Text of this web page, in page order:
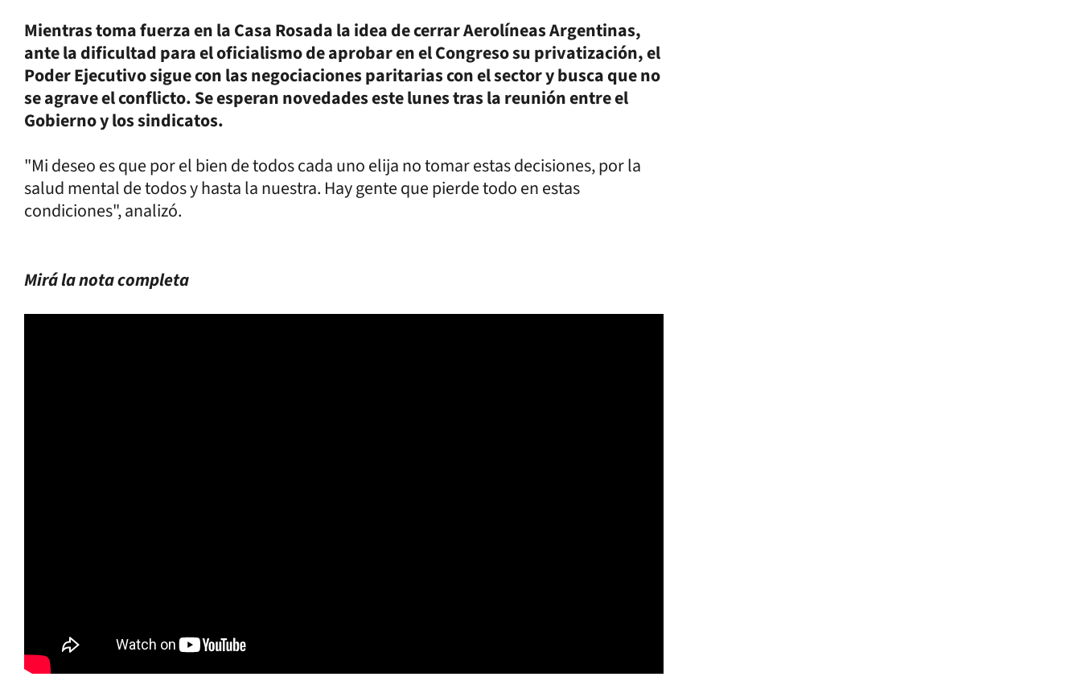
Mientras toma fuerza en la Casa Rosada la idea de cerrar Aerolíneas Argentinas,
ante la dificultad para el oficialismo de aprobar en el Congreso su privatización, el
Poder Ejecutivo sigue con las negociaciones paritarias con el sector y busca que no
se agrave el conflicto. Se esperan novedades este lunes tras la reunión entre el
Gobierno y los sindicatos.
"Mi deseo es que por el bien de todos cada uno elija no tomar estas decisiones, por la
salud mental de todos y hasta la nuestra. Hay gente que pierde todo en estas
condiciones", analizó.
Mirá la nota completa